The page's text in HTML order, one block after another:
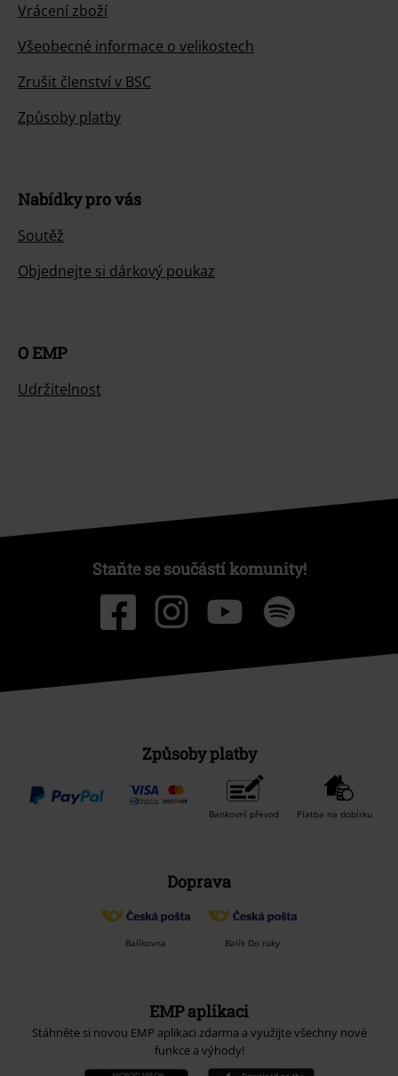
Vrácení zboží
Všeobecné informace o velikostech
Zrušit členství v BSC
Způsoby platby
Nabídky pro vás
Soutěž
Objednejte si dárkový poukaz
O EMP
Udržitelnost
Staňte se součástí komunity!
Způsoby platby
Bankovní převod Platba na dobírku
Doprava
Balíkovna Balík Do ruky
EMP aplikaci
Stáhněte si novou EMP aplikaci zdarma a využijte všechny nové
funkce a výhody!